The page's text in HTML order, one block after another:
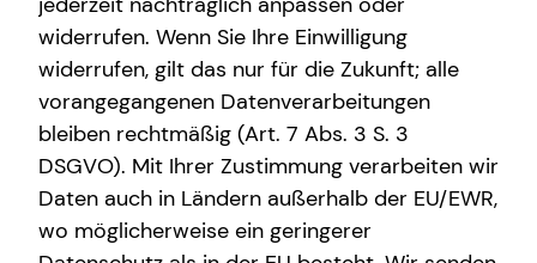
betrieblichen Altersvorsorge (bAV) bestimmte rechtliche
Vorgaben zu erfüllen. Dabei gilt es, folgende Punkte zu
beachten:
Nachweisgesetz: Information über die bAV in Ihrem
Unternehmen.
§ 4a BetrAVG / EU-Mobilitätsrichtlinie: Einhaltung
der erweiterten Informationspflichten.
Informationspflicht bei Zusagen: Egal ob
widerrufen. Wenn Sie Ihre Einwilligung
widerrufen, gilt das nur für die Zukunft; alle
vorangegangenen Datenverarbeitungen
bleiben rechtmäßig (Art. 7 Abs. 3 S. 3
DSGVO). Mit Ihrer Zustimmung verarbeiten wir
Daten auch in Ländern außerhalb der EU/EWR,
wo möglicherweise ein geringerer